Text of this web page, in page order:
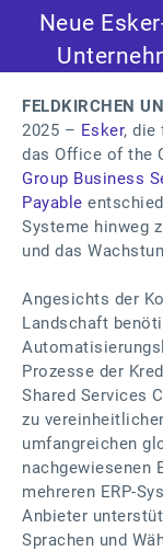
Neue
FELDKIRCHEN
2025 – Esker, die
das Office of the
Group Business
Payable
Systeme hinweg
und das
Angesichts der
Landschaft
Prozesse der
Shared Services
zu
umfangreichen
nachgewiesenen
mehreren ERP-
Anbieter
Sprachen und